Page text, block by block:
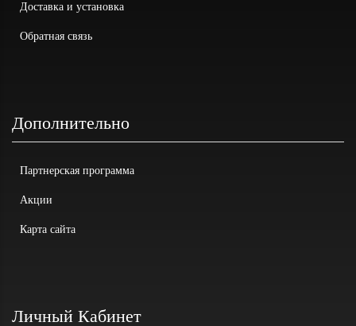
Доставка и установка
Обратная связь
Дополнительно
Партнерская программа
Акции
Карта сайта
Личный Кабинет